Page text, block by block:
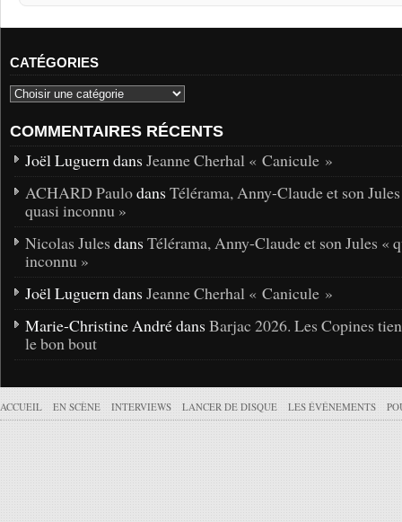
CATÉGORIES
COMMENTAIRES RÉCENTS
Joël Luguern dans Jeanne Cherhal « Canicule »
ACHARD Paulodans Télérama, Anny-Claude et son
quasi inconnu »
Nicolas Jules dans Télérama, Anny-Claude et son Jules «
inconnu »
Joël Luguern dans Jeanne Cherhal « Canicule »
Marie-Christine André dans Barjac 2026. Les Copines
le bon bout
ACCUEIL EN SCÈNE INTERVIEWS LANCER DE DISQUE LES ÉVÉNEMENTS